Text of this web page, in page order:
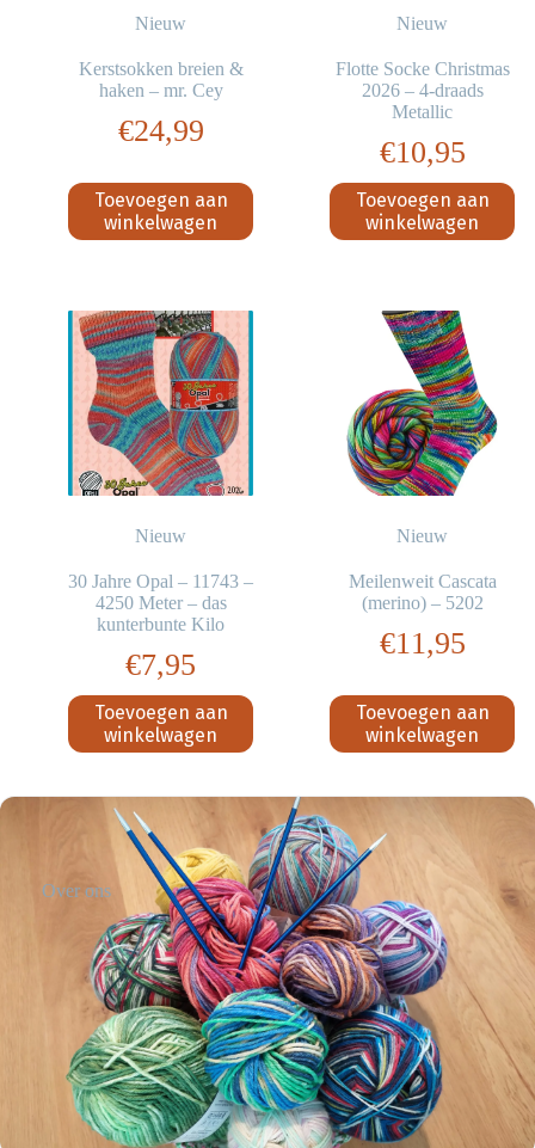
Nieuw
Kerstsokken breien &
haken – mr. Cey
€24,99
Toevoegen aan
winkelwagen
Nieuw
Flotte Socke Christmas
2026 – 4-draads
Metallic
€10,95
Toevoegen aan
winkelwagen
Nieuw
30 Jahre Opal – 11743 –
4250 Meter – das
kunterbunte Kilo
€7,95
Toevoegen aan
winkelwagen
Nieuw
Meilenweit Cascata
(merino) – 5202
€11,95
Toevoegen aan
winkelwagen
Over ons